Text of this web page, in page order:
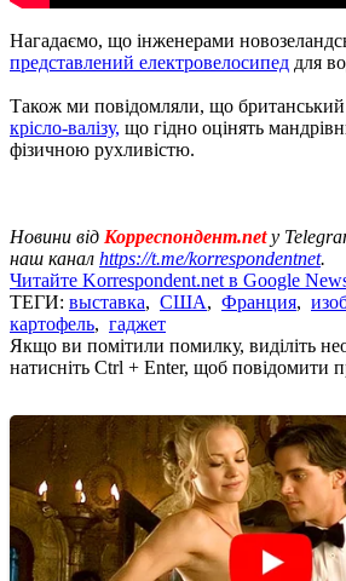
Нагадаємо, що інженерами
представлений електровелосипед для
Також ми повідомляли, що британський
крісло-валізу, що гідно оцінять
фізичною рухливістю.
Новини від Корреспондент.net у
наш канал https://t.me/korrespondentnet.
Читайте Korrespondent.net в Google
ТЕГИ: выставка, США, Франция,
картофель, гаджет
Якщо ви помітили помилку, виділіть
натисніть Ctrl + Enter, щоб повідомити